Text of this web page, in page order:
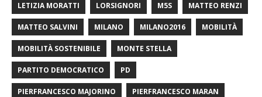
LETIZIA MORATTI LORSIGNORI M5S MATTEO RENZI
MATTEO SALVINI MILANO MILANO2016 MOBILITÀ
MOBILITÀ SOSTENIBILE MONTE STELLA
PARTITO DEMOCRATICO PD
PIERFRANCESCO MAJORINO PIERFRANCESCO MARAN